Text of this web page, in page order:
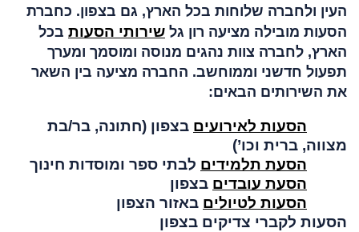
העין ולחברה שלוחות בכל הארץ, גם בצפון. כחברת
הסעות מובילה מציעה רון גל שירותי הסעות בכל
הארץ, לחברה צוות נהגים מנוסה ומוסמך ומערך
תפעול חדשני וממוחשב. החברה מציעה בין השאר
את השירותים הבאים:
הסעות לאירועים בצפון (חתונה, בר/בת
מצווה, ברית וכו’)
הסעת תלמידים לבתי ספר ומוסדות חינוך
הסעת עובדים בצפון
הסעות לטיולים באזור הצפון
הסעות לקברי צדיקים בצפון